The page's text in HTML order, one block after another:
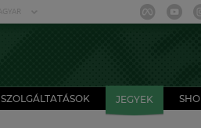
SZOLGÁLTATÁSOK JEGYEK